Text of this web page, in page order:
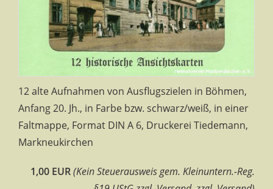
12 alte Aufnahmen von Ausflugszielen in Böhmen,
Anfang 20. Jh., in Farbe bzw. schwarz/weiß, in einer
Faltmappe, Format DIN A 6, Druckerei Tiedemann,
Markneukirchen
1,00 EUR(Kein Steuerausweis gem. Kleinuntern.-Reg.